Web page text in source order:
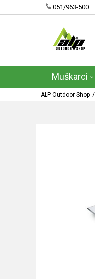
051/963-500
Muškarci
ALP Outdoor Shop